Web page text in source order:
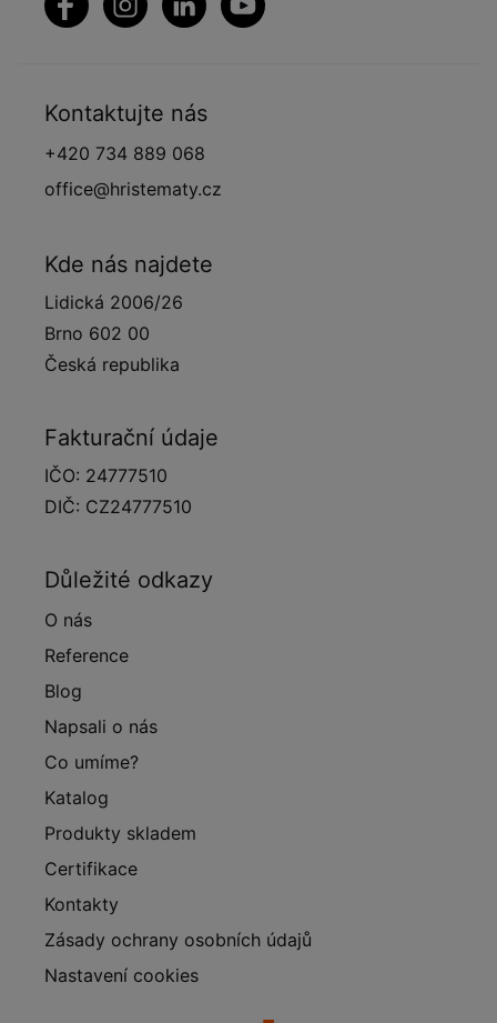
Kontaktujte nás
+420 734 889 068
office@hristematy.cz
Kde nás najdete
Lidická 2006/26
Brno 602 00
Česká republika
Fakturační údaje
IČO: 24777510
DIČ: CZ24777510
Důležité odkazy
O nás
Reference
Blog
Napsali o nás
Co umíme?
Katalog
Produkty skladem
Certifikace
Kontakty
Zásady ochrany osobních údajů
Nastavení cookies